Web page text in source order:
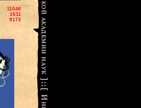
11046
1611
9172